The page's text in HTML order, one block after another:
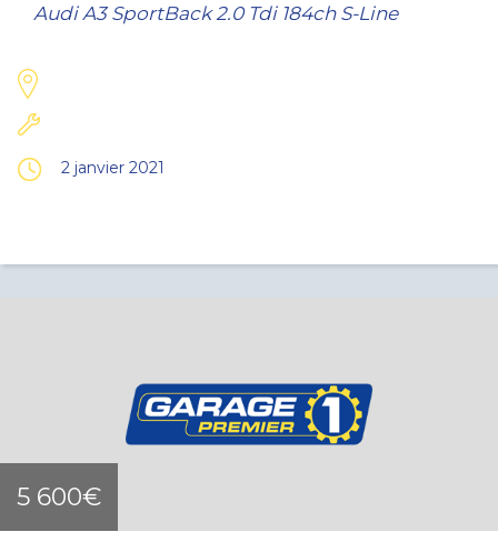
Audi A3 SportBack 2.0 Tdi 184ch S-Line
2 janvier 2021
5 600€